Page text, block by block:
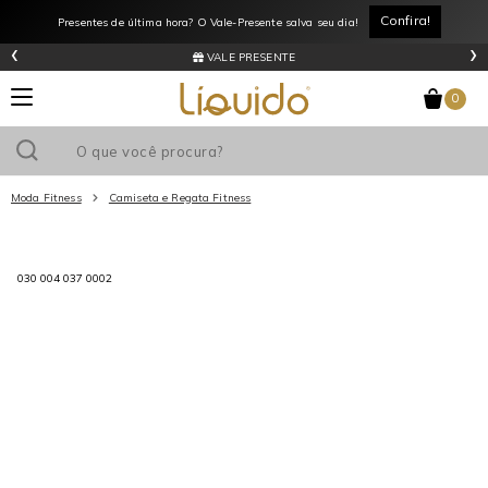
Presentes de última hora? O Vale-Presente salva seu dia! Confira!
VALE PRESENTE
‹ ›
0
Moda Fitness Camiseta e Regata Fitness
030 004 037 0002